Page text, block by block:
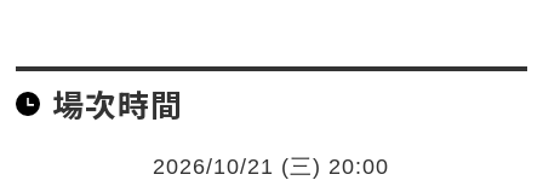
場次時間
2026/10/21 (三) 20:00